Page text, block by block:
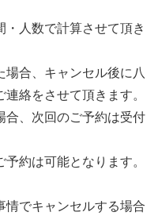
人数で計算させて頂き
合、キャンセル後に八
絡をさせて頂きます。
合、次回のご予約は受付
約は可能となります。
でキャンセルする場合